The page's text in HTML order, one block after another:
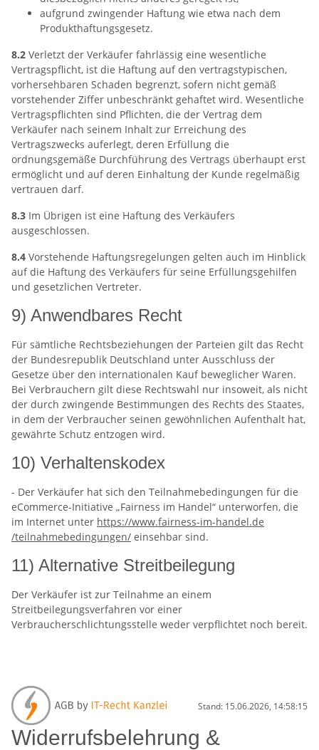
aufgrund zwingender Haftung wie etwa nach dem
Produkthaftungsgesetz.
8.2 Verletzt der Verkäufer fahrlässig eine wesentliche
Vertragspflicht, ist die Haftung auf den vertragstypischen,
vorhersehbaren Schaden begrenzt, sofern nicht gemäß
vorstehender Ziffer unbeschränkt gehaftet wird. Wesentliche
Vertragspflichten sind Pflichten, die der Vertrag dem
Verkäufer nach seinem Inhalt zur Erreichung des
Vertragszwecks auferlegt, deren Erfüllung die
ordnungsgemäße Durchführung des Vertrags überhaupt erst
ermöglicht und auf deren Einhaltung der Kunde regelmäßig
vertrauen darf.
8.3 Im Übrigen ist eine Haftung des Verkäufers
ausgeschlossen.
8.4 Vorstehende Haftungsregelungen gelten auch im Hinblick
auf die Haftung des Verkäufers für seine Erfüllungsgehilfen
und gesetzlichen Vertreter.
9) Anwendbares Recht
Für sämtliche Rechtsbeziehungen der Parteien gilt das Recht
der Bundesrepublik Deutschland unter Ausschluss der
Gesetze über den internationalen Kauf beweglicher Waren.
Bei Verbrauchern gilt diese Rechtswahl nur insoweit, als nicht
der durch zwingende Bestimmungen des Rechts des Staates,
in dem der Verbraucher seinen gewöhnlichen Aufenthalt hat,
gewährte Schutz entzogen wird.
10) Verhaltenskodex
- Der Verkäufer hat sich den Teilnahmebedingungen für die
eCommerce-Initiative „Fairness im Handel“ unterworfen, die
im Internet unter https://www.fairness-im-handel.de
/teilnahmebedingungen/ einsehbar sind.
11) Alternative Streitbeilegung
Der Verkäufer ist zur Teilnahme an einem
Streitbeilegungsverfahren vor einer
Verbraucherschlichtungsstelle weder verpflichtet noch bereit.
Stand: 15.06.2026, 14:58:15
Widerrufsbelehrung &